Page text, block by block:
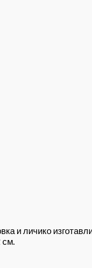
и личико
см.